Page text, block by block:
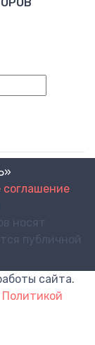
соглашение
носят
публичной
сайта.
Политикой